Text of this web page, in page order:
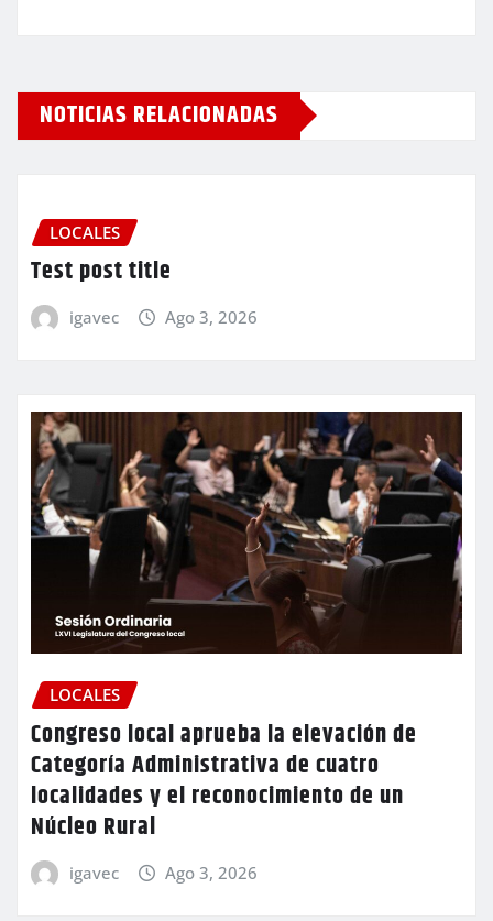
NOTICIAS RELACIONADAS
LOCALES
Test post title
igavec Ago 3, 2026
LOCALES
Congreso local aprueba la elevación de
Categoría Administrativa de cuatro
localidades y el reconocimiento de un
Núcleo Rural
igavec Ago 3, 2026